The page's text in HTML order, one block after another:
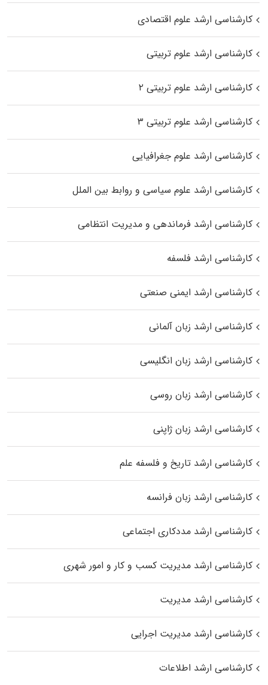
کارشناسی ارشد علوم اقتصادی
کارشناسی ارشد علوم تربیتی
کارشناسی ارشد علوم تربیتی ۲
کارشناسی ارشد علوم تربیتی ۳
کارشناسی ارشد علوم جغرافیایی
کارشناسی ارشد علوم سیاسی و روابط بین الملل
کارشناسی ارشد فرماندهی و مدیریت انتظامی
کارشناسی ارشد فلسفه
کارشناسی ارشد ایمنی صنعتی
کارشناسی ارشد زبان آلمانی
کارشناسی ارشد زبان انگلیسی
کارشناسی ارشد زبان روسی
کارشناسی ارشد زبان ژاپنی
کارشناسی ارشد تاریخ و فلسفه علم
کارشناسی ارشد زبان فرانسه
کارشناسی ارشد مددکاری اجتماعی
کارشناسی ارشد مدیریت کسب و کار و امور شهری
کارشناسی ارشد مدیریت
کارشناسی ارشد مدیریت اجرایی
کارشناسی ارشد اطلاعات